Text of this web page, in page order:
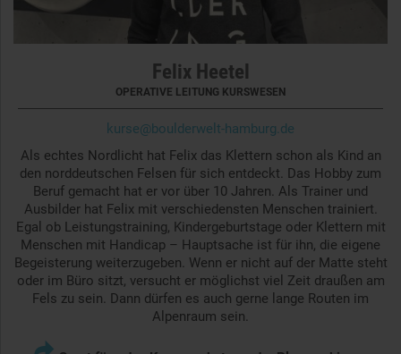
Felix Heetel
OPERATIVE LEITUNG KURSWESEN
kurse@boulderwelt-hamburg.de
Als echtes Nordlicht hat Felix das Klettern schon als Kind an
den norddeutschen Felsen für sich entdeckt. Das Hobby zum
Beruf gemacht hat er vor über 10 Jahren. Als Trainer und
Ausbilder hat Felix mit verschiedensten Menschen trainiert.
Egal ob Leistungstraining, Kindergeburtstage oder Klettern mit
Menschen mit Handicap – Hauptsache ist für ihn, die eigene
Begeisterung weiterzugeben. Wenn er nicht auf der Matte steht
oder im Büro sitzt, versucht er möglichst viel Zeit draußen am
Fels zu sein. Dann dürfen es auch gerne lange Routen im
Alpenraum sein.